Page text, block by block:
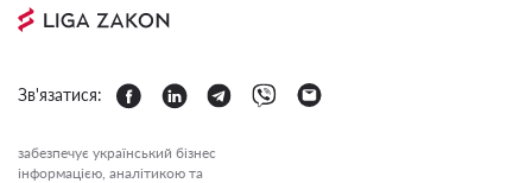
Зв'язатися:
забезпечує український бізнес
інформацією, аналітикою та